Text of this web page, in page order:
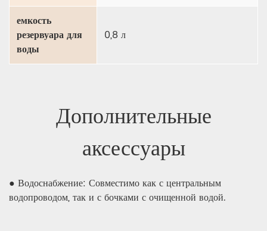
емкость
резервуара для
воды
0,8 л
Дополнительные
аксессуары
● Водоснабжение: Совместимо как с центральным
водопроводом, так и с бочками с очищенной водой.